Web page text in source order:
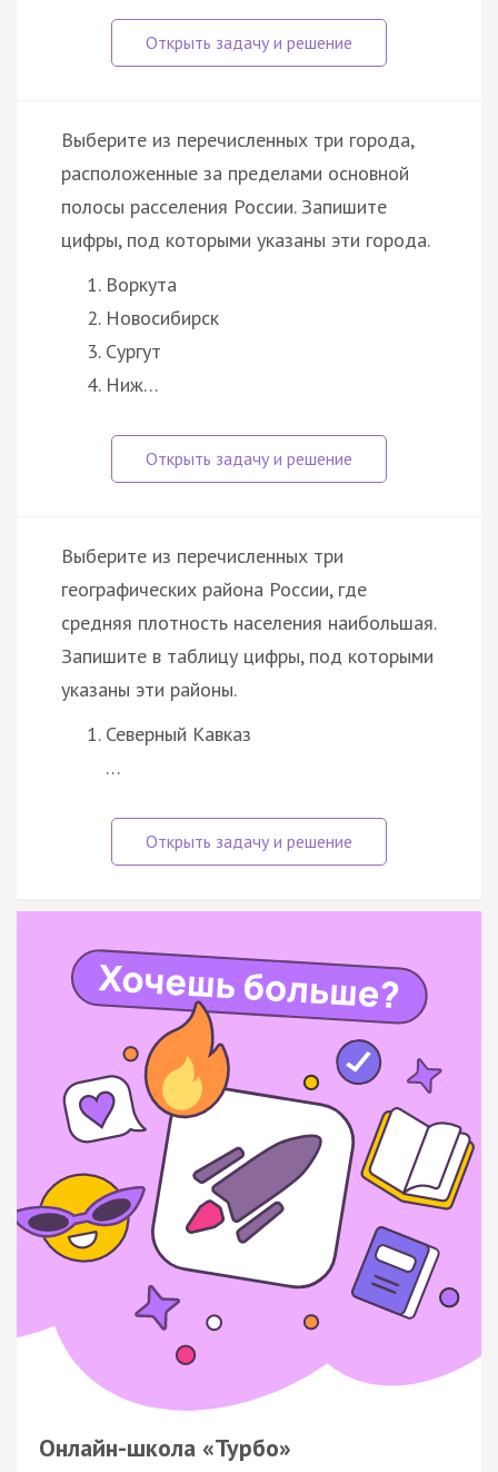
Выберите из перечисленных три города,
расположенные за пределами основной
полосы расселения России. Запишите
цифры, под которыми указаны эти города.
Воркута
Новосибирск
Сургут
Ниж…
Выберите из перечисленных три
географических района России, где
средняя плотность населения наибольшая.
Запишите в таблицу цифры, под которыми
указаны эти районы.
Северный Кавказ
…
Онлайн-школа «Турбо»